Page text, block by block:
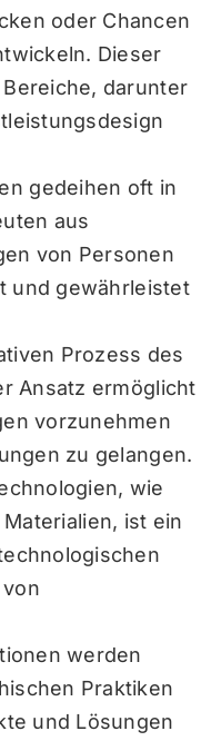
oder Chancen
Dieser
darunter
gedeihen oft in
aus
von Personen
und gewährleistet
Prozess des
Ansatz ermöglicht
vorzunehmen
zu gelangen.
wie
ist ein
werden
Praktiken
und Lösungen